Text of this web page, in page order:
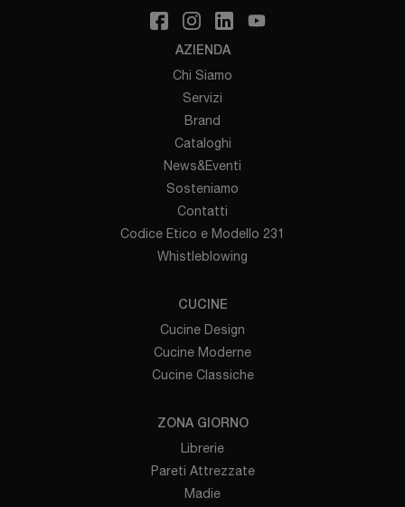
AZIENDA
Chi Siamo
Servizi
Brand
Cataloghi
News&Eventi
Sosteniamo
Contatti
Codice Etico e Modello 231
Whistleblowing
CUCINE
Cucine Design
Cucine Moderne
Cucine Classiche
ZONA GIORNO
Librerie
Pareti Attrezzate
Madie